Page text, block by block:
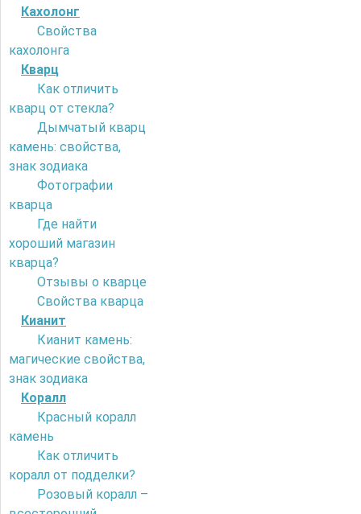
Кахолонг
Свойства
кахолонга
Кварц
Как отличить
кварц от стекла?
Дымчатый кварц
камень: свойства,
знак зодиака
Фотографии
кварца
Где найти
хороший магазин
кварца?
Отзывы о кварце
Свойства кварца
Кианит
Кианит камень:
магические свойства,
знак зодиака
Коралл
Красный коралл
камень
Как отличить
коралл от подделки?
Розовый коралл –